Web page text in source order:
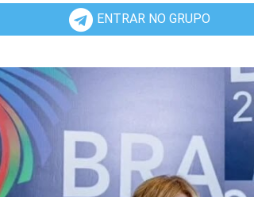
ENTRAR NO GRUPO